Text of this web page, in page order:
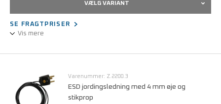
VÆLG VARIANT
SE FRAGTPRISER
Vis mere
Varenummer: Z.2200.3
ESD jordingsledning med 4 mm øje og
stikprop